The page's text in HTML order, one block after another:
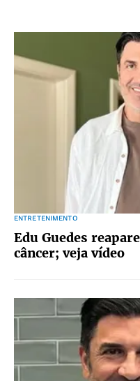
ENTRETENIMENTO
Edu Guedes
câncer; veja vídeo